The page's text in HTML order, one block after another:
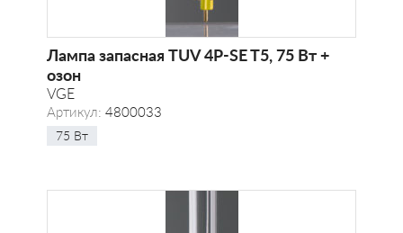
Лампа запасная TUV 4P-SE T5, 75 Вт +
озон
VGE
Артикул:4800033
75 Вт